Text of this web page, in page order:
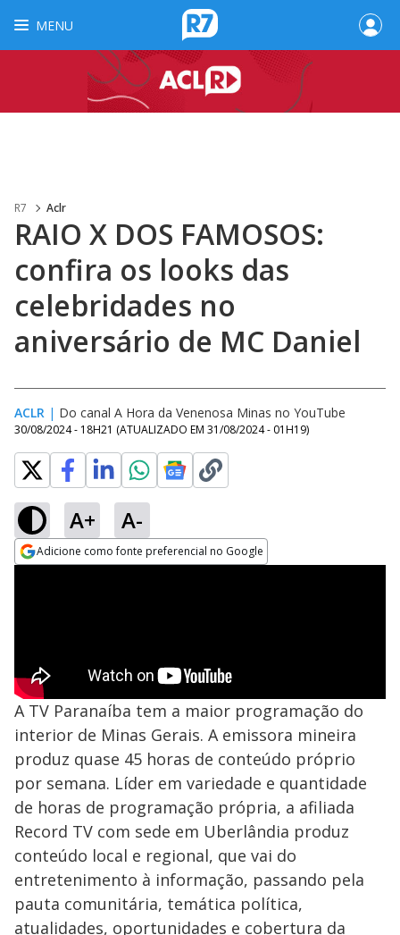
MENU
R7 Aclr
RAIO X DOS FAMOSOS:
confira os looks das
celebridades no
aniversário de MC Daniel
ACLR | Do canal A Hora da Venenosa Minas no YouTube
30/08/2024 - 18H21 (ATUALIZADO EM 31/08/2024 - 01H19)
A+ A-
Adicione como fonte preferencial no Google
A TV Paranaíba tem a maior programação do
interior de Minas Gerais. A emissora mineira
produz quase 45 horas de conteúdo próprio
por semana. Líder em variedade e quantidade
de horas de programação própria, a afiliada
Record TV com sede em Uberlândia produz
conteúdo local e regional, que vai do
entretenimento à informação, passando pela
pauta comunitária, temática política,
atualidades, oportunidades e cobertura da